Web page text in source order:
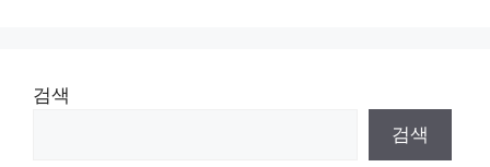
검색
검색